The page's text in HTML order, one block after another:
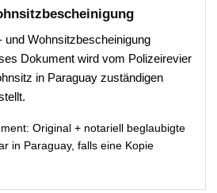
und Wohnsitzbescheinigung
Dokument wird vom Polizeirevier
in Paraguay zuständigen
Original + notariell beglaubigte
in Paraguay, falls eine Kopie